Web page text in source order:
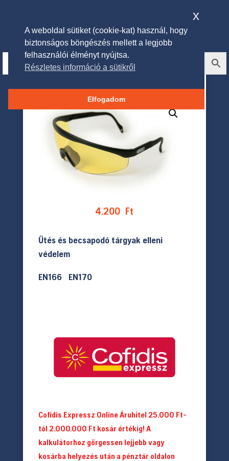
Oregon Védőszemüveg
4.200 Ft
Ütés és becsapodó tárgyak elleni
védelem
EN166 EN170
Cofidis Expressz Online Áruhitel 25.000 Ft-
tól 2.000.000 Ft kosár értékig! A
kalkulátorhoz görgessen lejjebb vagy
kosárba helyezés után a pénztár oldalon
A weboldal sütiket (cookie-kat) használ, hogy
biztonságos böngészés mellett a legjobb
felhasználói élményt nyújtsa.
Részletes információ a sütikről
Elfogadom
x